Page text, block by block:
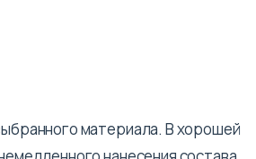
материала. В хорошей